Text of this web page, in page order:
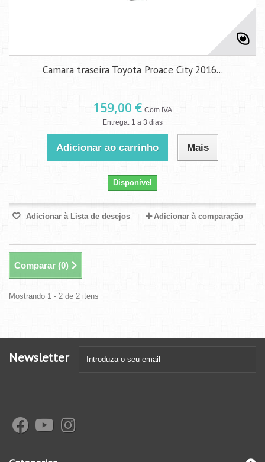
Camara traseira Toyota Proace City 2016...
159,00 € Com IVA
Entrega: 1 a 3 dias
Adicionar ao carrinho Mais
Disponível
Adicionar à Lista de desejos Adicionar à comparação
Comparar (0)
Mostrando 1 - 2 de 2 itens
Newsletter